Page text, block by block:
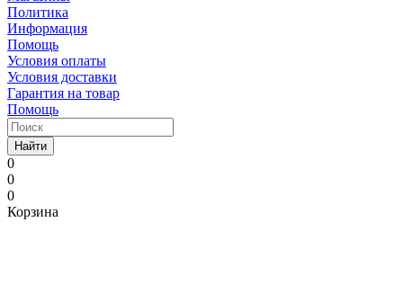
Политика
Информация
Помощь
Условия оплаты
Условия доставки
Гарантия на товар
Помощь
Найти
0
0
0
Корзина